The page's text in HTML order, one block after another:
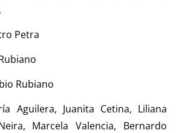
Petra
Rubiano
Aguilera, Juanita Cetina, Liliana
Marcela Valencia, Bernardo